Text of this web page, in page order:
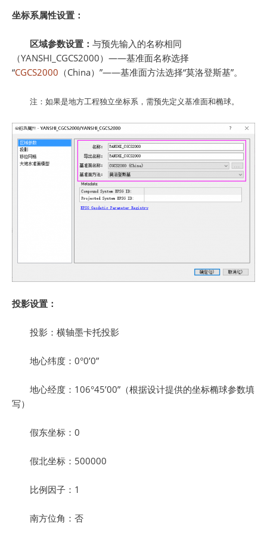
坐标系属性设置：
区域参数设置： 与预先输入的名称相同
（YANSHI_CGCS2000）——基准面名称选择
“CGCS2000 （China）”——基准面方法选择“莫洛登斯基”。
注：如果是地方工程独立坐标系，需预先定义基准面和椭球。
投影设置：
投影：横轴墨卡托投影
地心纬度：0°0’0”
地心经度：106°45’00”（根据设计提供的坐标椭球参数填
写）
假东坐标：0
假北坐标：500000
比例因子：1
南方位角：否